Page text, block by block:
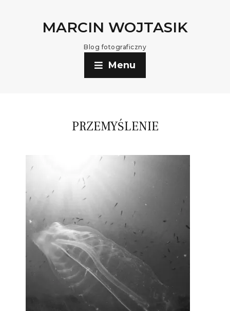
MARCIN WOJTASIK
Blog fotograficzny
Menu
PRZEMYŚLENIE